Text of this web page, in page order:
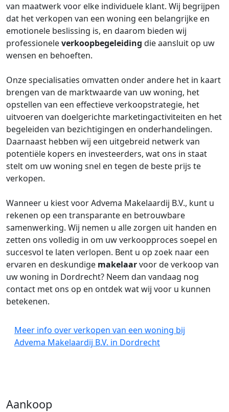
van maatwerk voor elke individuele klant. Wij begrijpen
dat het verkopen van een woning een belangrijke en
emotionele beslissing is, en daarom bieden wij
professioneleverkoopbegeleiding die aansluit op uw
wensen en behoeften.
Onze specialisaties omvatten onder andere het in kaart
brengen van de marktwaarde van uw woning, het
opstellen van een effectieve verkoopstrategie, het
uitvoeren van doelgerichte marketingactiviteiten en het
begeleiden van bezichtigingen en onderhandelingen.
Daarnaast hebben wij een uitgebreid netwerk van
potentiële kopers en investeerders, wat ons in staat
stelt om uw woning snel en tegen de beste prijs te
verkopen.
Wanneer u kiest voor Advema Makelaardij B.V., kunt u
rekenen op een transparante en betrouwbare
samenwerking. Wij nemen u alle zorgen uit handen en
zetten ons volledig in om uw verkoopproces soepel en
succesvol te laten verlopen. Bent u op zoek naar een
ervaren en deskundige makelaarvoor de verkoop van
uw woning in Dordrecht? Neem dan vandaag nog
contact met ons op en ontdek wat wij voor u kunnen
betekenen.
Meer info over verkopen van een woning bij
Advema Makelaardij B.V. in Dordrecht
Aankoop